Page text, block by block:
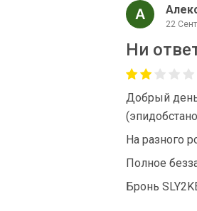
22
Ни
Добрый
На разного
Полное
Бронь